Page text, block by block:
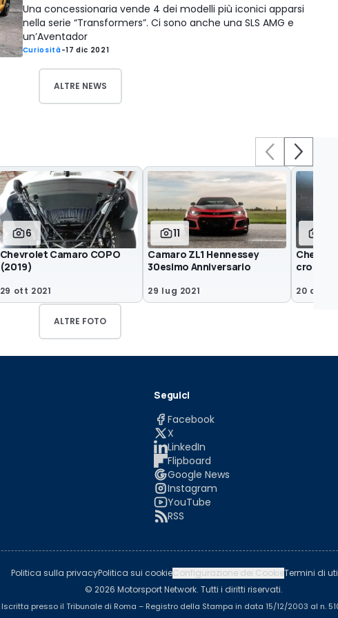
Una concessionaria vende 4 dei modelli più iconici apparsi
nella serie “Transformers”. Ci sono anche una SLS AMG e
un’Aventador
Curiosità-17 dic 2021
ALTRE NEWS
6
Chevrolet Camaro COPO
(2019)
29 ott 2021
11
Camaro ZL1 Hennessey
30esimo Anniversario
29 lug 2021 20 apr
ALTRE FOTO
Seguici
Facebook
X
LinkedIn
Flipboard
Google News
Instagram
YouTube
RSS
Politica sulla privacyPolitica sui cookieConfigurazione dei CookieTermini di
© 2026 Motorsport Network. Tutti i diritti riservati.
Iscritta presso il Tribunale di Roma – Registro della Stampa in data 15/12/2003 al n.